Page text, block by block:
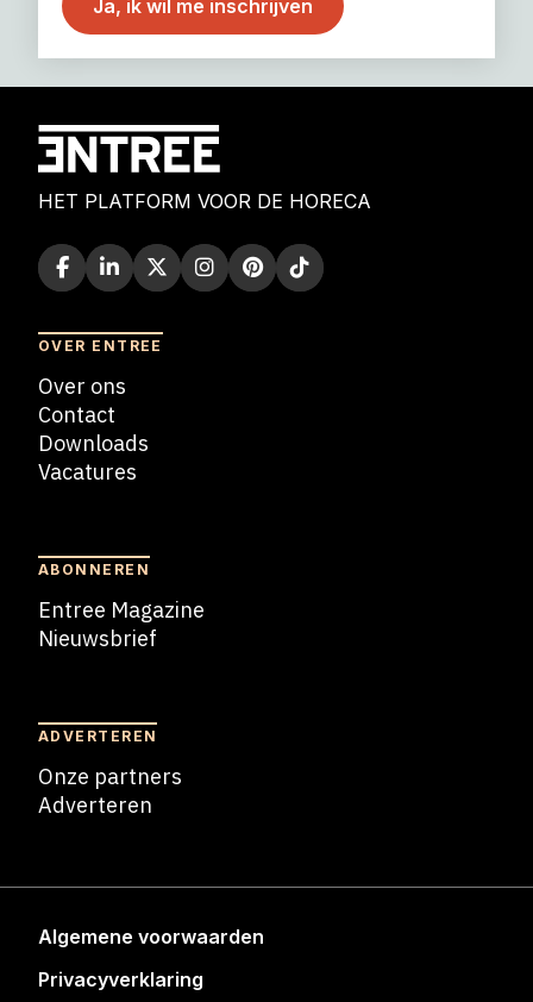
HET PLATFORM VOOR DE HORECA
OVER ENTREE
Over ons
Contact
Downloads
Vacatures
ABONNEREN
Entree Magazine
Nieuwsbrief
ADVERTEREN
Onze partners
Adverteren
Algemene voorwaarden
Privacyverklaring